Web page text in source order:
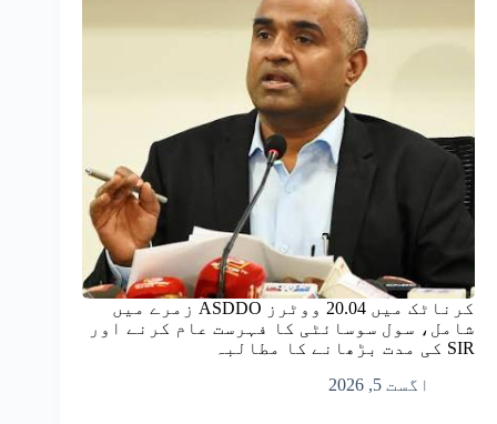
کرناٹک میں 20.04 ووٹرز ASDDO زمرے میں
شامل، سول سوسائٹی کا فہرست عام کرنے اور
SIR کی مدت بڑھانے کا مطالبہ
اگست 5, 2026